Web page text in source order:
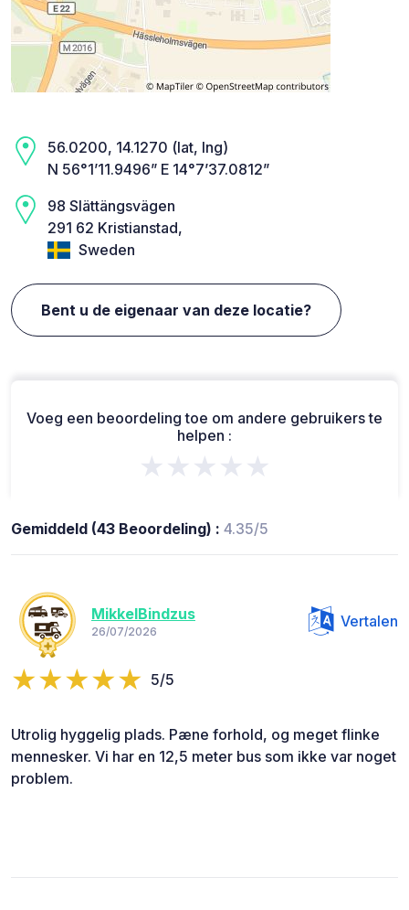
56.0200, 14.1270 (lat, lng)
N 56°1’11.9496” E 14°7’37.0812”
98 Slättängsvägen
291 62 Kristianstad,
Sweden
Bent u de eigenaar van deze locatie?
Voeg een beoordeling toe om andere gebruikers te
helpen :
★★★★★
Gemiddeld (43 Beoordeling) : 4.35/5
MikkelBindzus
26/07/2026
Vertalen
5/5
Utrolig hyggelig plads. Pæne forhold, og meget flinke
mennesker. Vi har en 12,5 meter bus som ikke var noget
problem.